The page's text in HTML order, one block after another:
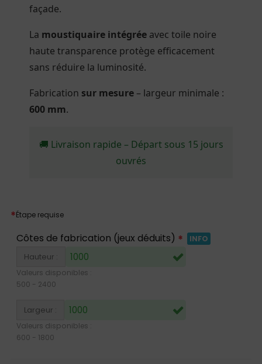
façade.
La moustiquaire intégréeavec toile noire
haute transparence protège efficacement
sans réduire la luminosité.
Fabrication sur mesure– largeur minimale :
600 mm.
🚚 Livraison rapide – Départ sous 15 jours
ouvrés
*Étape requise
Côtes de fabrication (jeux déduits) * INFO
Hauteur :
Valeurs disponibles :
500 - 2400
Largeur :
Valeurs disponibles :
600 - 1800